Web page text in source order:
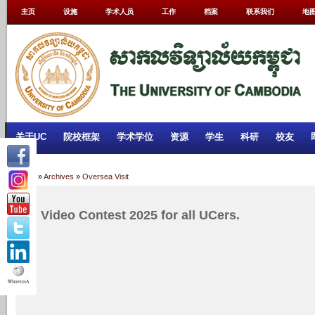
主页 设施 学术人员 工作 档案 联系我们 地
关于UC 院校框架 学术学位 资源 学生 科研 校友
Home »Archives » Oversea Visit
UC Video Contest 2025 for all UCers.